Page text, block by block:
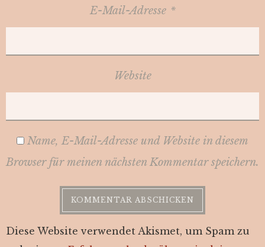
E-Mail-Adresse *
Website
Name, E-Mail-Adresse und Website in diesem
Browser für meinen nächsten Kommentar speichern.
Diese Website verwendet Akismet, um Spam zu